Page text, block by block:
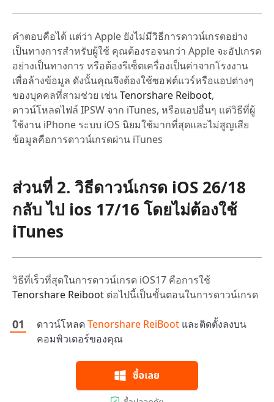
คำตอบคือได้ แต่ว่า Apple ยังไม่มีวิธีการดาวน์เกรดอย่าง
เป็นทางการสำหรับผู้ใช้ คุณต้องรอจนกว่า Apple จะอัปเกรด
อย่างเป็นทางการ หรือต้องรีเซ็ตเครื่องเป็นค่าจากโรงงาน
เพื่อล้างข้อมูล ดังนั้นคุณจึงต้องใช้ซอฟต์แวร์หรือแอปต่างๆ
ของบุคคลที่สามช่วย เช่นTenorshare Reiboot,
ดาวน์โหลดไฟล์ IPSW จาก iTunes, หรือแอปอื่นๆ แต่วิธีที่ผู้
ใช้งาน iPhone ระบบ iOS นิยมใช้มากที่สุดและไม่สูญเสีย
ข้อมูลคือการดาวน์เกรดผ่าน iTunes
ส่วนที่ 2. วิธีดาวน์เกรด iOS 26/18
กลับ ไป ios 17/16 โดยไม่ต้องใช้
iTunes
วิธีที่เร็วที่สุดในการดาวน์เกรด iOS17 คือการใช้
Tenorshare Reiboot ต่อไปนี้เป็นขั้นตอนในการดาวน์เกรด
ดาวน์โหลดTenorshare ReiBoot และติดตั้งลงบน
คอมพิวเตอร์ของคุณ